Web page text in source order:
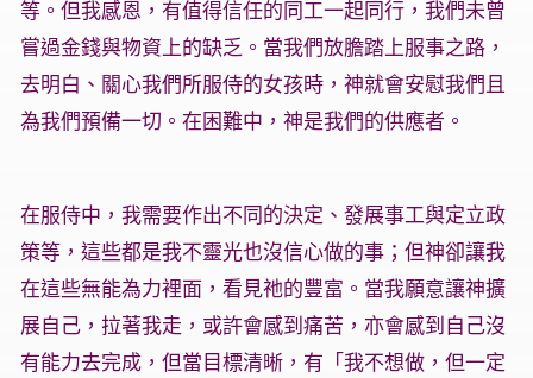
等。但我感恩，有值得信任的同工一起同行，我們未曾
嘗過金錢與物資上的缺乏。當我們放膽踏上服事之路，
去明白、關心我們所服侍的女孩時，神就會安慰我們且
為我們預備一切。在困難中，神是我們的供應者。
在服侍中，我需要作出不同的決定、發展事工與定立政
策等，這些都是我不靈光也沒信心做的事；但神卻讓我
在這些無能為力裡面，看見祂的豐富。當我願意讓神擴
展自己，拉著我走，或許會感到痛苦，亦會感到自己沒
有能力去完成，但當目標清晰，有「我不想做，但一定